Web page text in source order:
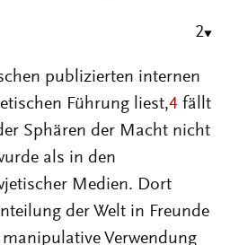
2
publizierten internen
Führung liest,4 fällt
Sphären der Macht nicht
als in den
Medien. Dort
der Welt in Freunde
Verwendung